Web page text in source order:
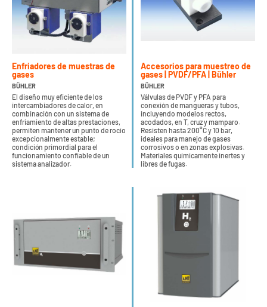
Enfriadores de muestras de
gases
BÜHLER
El diseño muy eficiente de los
intercambiadores de calor, en
combinación con un sistema de
enfriamiento de altas prestaciones,
permiten mantener un punto de rocío
excepcionalmente estable;
condición primordial para el
funcionamiento confiable de un
sistema analizador.
Accesorios para muestreo de
gases | PVDF/PFA | Bühler
BÜHLER
Válvulas de PVDF y PFA para
conexión de mangueras y tubos,
incluyendo modelos rectos,
acodados, en T, cruz y mamparo.
Resisten hasta 200°C y 10 bar,
ideales para manejo de gases
corrosivos o en zonas explosivas.
Materiales químicamente inertes y
libres de fugas.